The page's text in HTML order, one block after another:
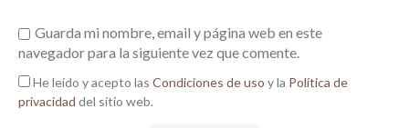
Guarda mi nombre, email y página web en este
navegador para la siguiente vez que comente.
He leído y acepto las Condiciones de uso y la Política de
privacidad del sitio web.